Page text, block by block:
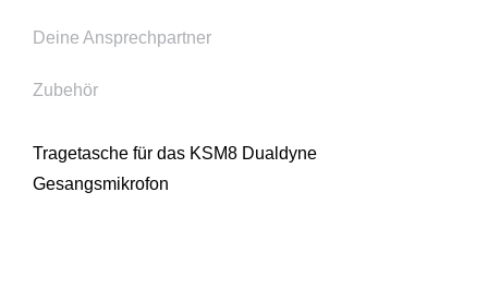
Deine Ansprechpartner
Zubehör
Tragetasche für das KSM8 Dualdyne
Gesangsmikrofon